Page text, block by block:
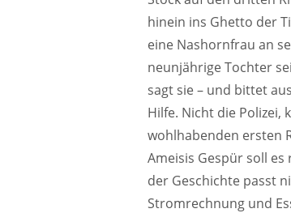
hinein ins Ghetto der
eine Nashornfrau an
neunjährige Tochter
sagt sie – und bittet
Hilfe. Nicht die Polizei,
wohlhabenden ersten
Ameisis Gespür soll es
der Geschichte passt
Stromrechnung und